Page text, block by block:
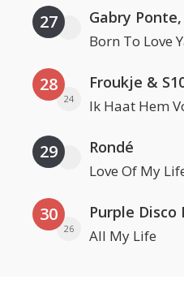
27
Born To Love
28
24
Froukje &
Ik Haat Hem
29 Rondé
Love Of My
30
26 All My Life